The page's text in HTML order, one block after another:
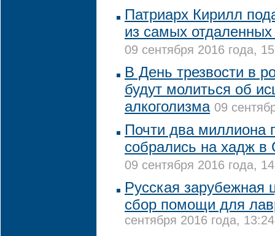
Патриарх Кирилл
из самых
09 сентября 2016 года,
В День трезвости в
будут молиться об
алкоголизма 09
Почти два миллиона
собрались на хадж в
09 сентября 2016 года,
Русская зарубежная
сбор помощи для
сентября 2016 года, 13:24